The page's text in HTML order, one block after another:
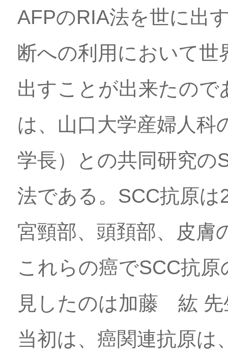
AFPのRIA法を世に出
断への利用において
出すことが出来たの
は、山口大学産婦人
学長）との共同研究の
法である。SCC抗原
宮頸部、頭頚部、皮膚
これらの癌でSCC抗
見したのは加藤 紘
当初は、癌関連抗原は